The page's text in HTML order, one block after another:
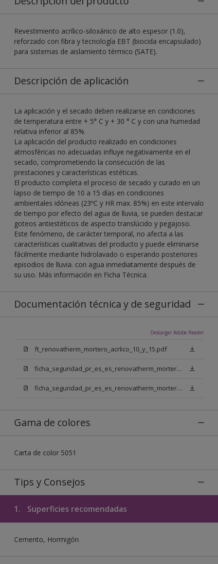
Revestimiento acrílico-siloxánico de alto espesor (1.0),
reforzado con fibra y tecnología EBT (biocida encapsulado)
para sistemas de aislamiento térmico (SATE).
Descripción de aplicación
La aplicación y el secado deben realizarse en condiciones
de temperatura entre + 5° C y + 30 ° C y con una humedad
relativa inferior al 85%.
La aplicación del producto realizado en condiciones
atmosféricas no adecuadas influye negativamente en el
secado, comprometiendo la consecución de las
prestaciones y características estéticas.
El producto completa el proceso de secado y curado en un
lapso de tiempo de 10 a 15 días en condiciones
ambientales idóneas (23ºC y HR max. 85%) en este intervalo
de tiempo por efecto del agua de lluvia, se pueden destacar
goteos antiestéticos de aspecto translúcido y pegajoso.
Este fenómeno, de carácter temporal, no afecta a las
características cualitativas del producto y puede eliminarse
fácilmente mediante hidrolavado o esperando posteriores
episodios de lluvia. con agua inmediatamente después de
su uso. Más información en Ficha Técnica.
Documentación técnica y de seguridad
Descargar Adobe Reader
ft_renovatherm_mortero_acrlico_10_y_15.pdf
ficha_seguridad_pr_es_es_renovatherm_mortero_acrilico_10_bn.pdf
ficha_seguridad_pr_es_es_renovatherm_mortero_acrilico_10_bb.pdf
Gama de colores
Carta de color 5051
Tips y Consejos
1. Superficies recomendadas
Cemento, Hormigón